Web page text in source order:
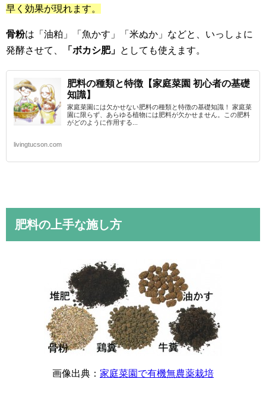
早く効果が現れます。
骨粉は「油粕」「魚かす」「米ぬか」などと、いっしょに
発酵させて、
「ボカシ肥」 としても使えます。
肥料の種類と特徴【家庭菜園 初心者の基礎
知識】
家庭菜園には欠かせない肥料の種類と特徴の基礎知識！ 家庭菜
園に限らず、あらゆる植物には肥料が欠かせません。この肥料
がどのように作用する...
livingtucson.com
肥料の上手な施し方
画像出典： 家庭菜園で有機無農薬栽培